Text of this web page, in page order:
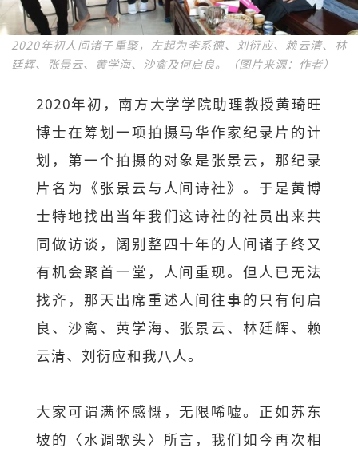
2020年初人间诸子重聚，左起为李系德、刘衍应、赖云清、林
廷辉、张景云、黄学海、沙禽及何启良。（图片来源：作者）
2020年初，南方大学学院助理教授黄琦旺
博士在筹划一项拍摄马华作家纪录片的计
划，第一个拍摄的对象是张景云，那纪录
片名为《张景云与人间诗社》。于是黄博
士特地找出当年我们这诗社的社员出来共
同做访谈，阔别整四十年的人间诸子终又
有机会聚首一堂，人间重现。但人已无法
找齐，那天出席重述人间往事的只有何启
良、沙禽、黄学海、张景云、林廷辉、赖
云清、刘衍应和我八人。
大家可谓满怀感慨，无限唏嘘。正如苏东
坡的〈水调歌头〉所言，我们如今再次相